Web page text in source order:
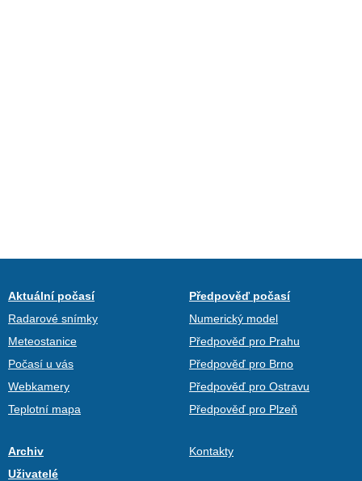
Aktuální počasí
Radarové snímky
Meteostanice
Počasí u vás
Webkamery
Teplotní mapa
Předpověď počasí
Numerický model
Předpověď pro Prahu
Předpověď pro Brno
Předpověď pro Ostravu
Předpověď pro Plzeň
Archiv
Uživatelé
Kontakty